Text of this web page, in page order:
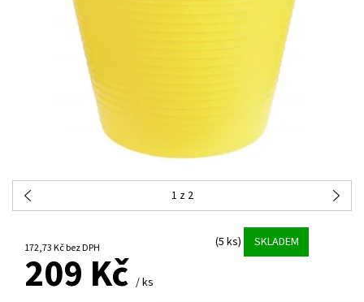
1 z 2
172,73 Kč bez DPH (5 ks) SKLADEM
209 Kč / ks